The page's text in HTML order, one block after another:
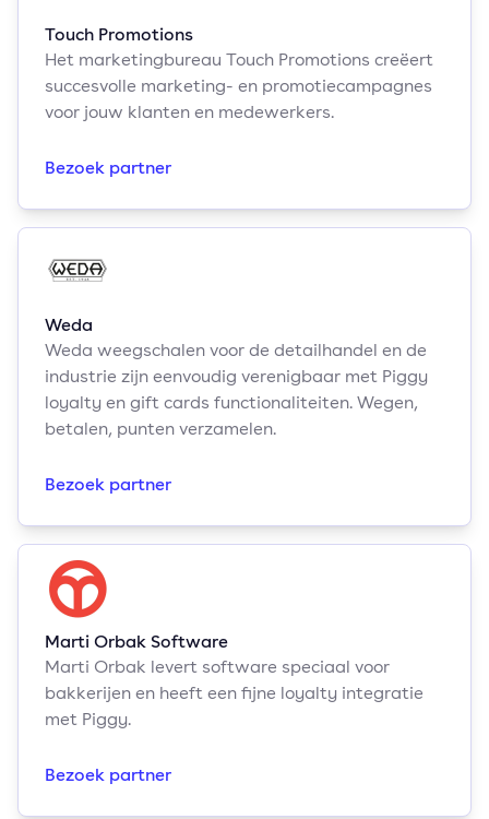
Touch Promotions
Het marketingbureau Touch Promotions creëert
succesvolle marketing- en promotiecampagnes
voor jouw klanten en medewerkers.
Bezoek partner
Weda
Weda weegschalen voor de detailhandel en de
industrie zijn eenvoudig verenigbaar met Piggy
loyalty en gift cards functionaliteiten. Wegen,
betalen, punten verzamelen.
Bezoek partner
Marti Orbak Software
Marti Orbak levert software speciaal voor
bakkerijen en heeft een fijne loyalty integratie
met Piggy.
Bezoek partner